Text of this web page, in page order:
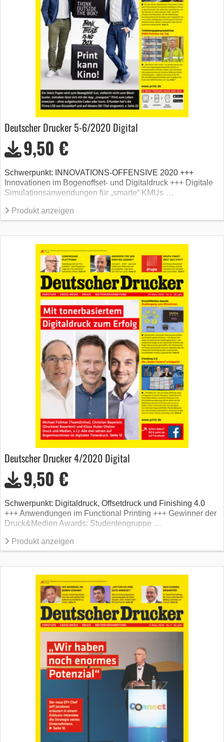
Deutscher Drucker 5-6/2020 Digital
9,50 €
Schwerpunkt: INNOVATIONS-OFFENSIVE 2020 +++
Innovationen im Bogenoffset- und Digitaldruck +++ Digitale
Simulationsanwendungen für „smarte“ KMUs …
Produkt anzeigen
Deutscher Drucker 4/2020 Digital
9,50 €
Schwerpunkt: Digitaldruck, Offsetdruck und Finishing 4.0
+++ Anwendungen im Functional Printing +++ Gewinner der
Druck&Medien Awards: Studentengruppe …
Produkt anzeigen